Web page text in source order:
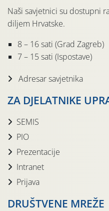
Naši savjetnici su dostupni
diljem Hrvatske.
8 – 16 sati (Grad Zagreb)
7 – 15 sati (Ispostave)
Adresar savjetnika
ZA DJELATNIKE
SEMIS
PIO
Prezentacije
Intranet
Prijava
DRUŠTVENE MREŽE